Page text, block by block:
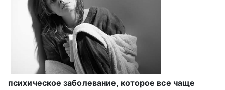
психическое заболевание, которое все чаще